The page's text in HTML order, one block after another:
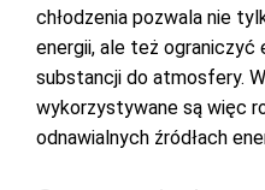
chłodzenia pozwala nie
energii, ale też ograniczyć
substancji do atmosfery.
wykorzystywane są więc
odnawialnych źródłach